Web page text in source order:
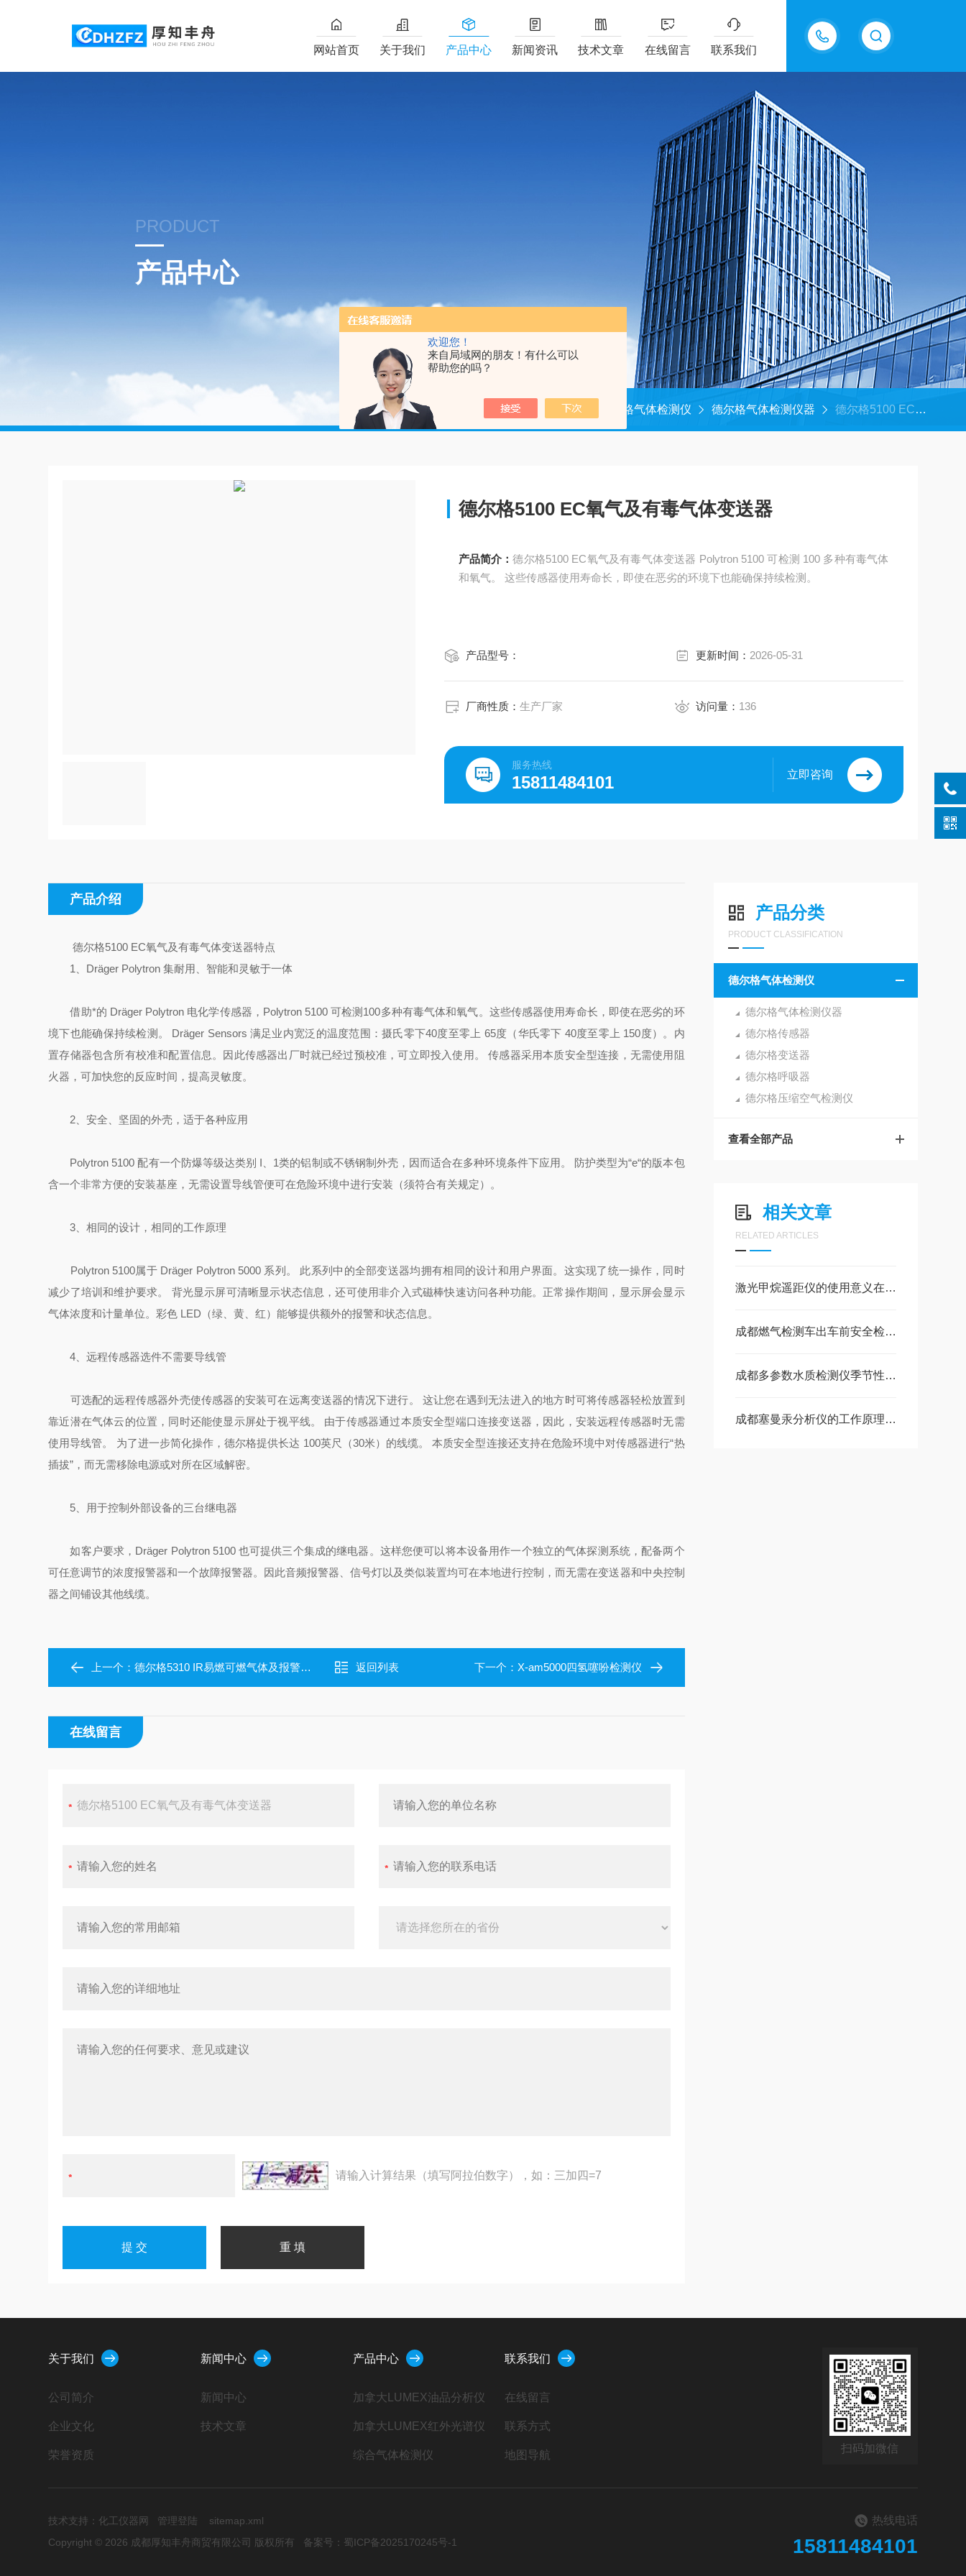
欢迎您！
来自局域网的朋友！有什么可以
帮助您的吗？
15811484101
网站首页 关于我们 产品中心 新闻资讯 技术文章 在线留言 联系我们
PRODUCT
产品中心
首页 产品中心 德尔格气体检测仪 德尔格气体检测仪器 德尔格5100 EC氧气及有毒气体变送器
德尔格5100 EC氧气及有毒气体变送器
产品简介：德尔格5100 EC氧气及有毒气体变送器 Polytron 5100 可检测 100 多种有毒气体
和氧气。 这些传感器使用寿命长，即使在恶劣的环境下也能确保持续检测。
产品型号： 更新时间： 2026-05-31
厂商性质：生产厂家 访问量： 136
服务热线
15811484101 立即咨询
产品分类
PRODUCT CLASSIFICATION
德尔格气体检测仪
德尔格气体检测仪器
德尔格传感器
德尔格变送器
德尔格呼吸器
德尔格压缩空气检测仪
查看全部产品
相关文章
RELATED ARTICLES
激光甲烷遥距仪的使用意义在哪？
成都燃气检测车出车前安全检查：气瓶管线泄漏排查与部件紧固操作要点
成都多参数水质检测仪季节性维护要点：应对温度、湿度变化影响的调整策略
成都塞曼汞分析仪的工作原理详解
产品介绍
德尔格5100 EC氧气及有毒气体变送器特点
1、 Dräger Polytron 集耐用、智能和灵敏于一体
借助*的 Dräger Polytron 电化学传感器，Polytron 5100 可检测100多种有毒气体和氧气。这些传感器使用寿命长，即使在恶劣的环
境下也能确保持续检测。 Dräger Sensors 满足业内宽泛的温度范围：摄氏零下40度至零上 65度（华氏零下 40度至零上 150度）。内
置存储器包含所有校准和配置信息。因此传感器出厂时就已经过预校准，可立即投入使用。 传感器采用本质安全型连接，无需使用阻
火器，可加快您的反应时间，提高灵敏度。
2、安全、坚固的外壳，适于各种应用
Polytron 5100 配有一个防爆等级达类别 I、1类的铝制或不锈钢制外壳，因而适合在多种环境条件下应用。 防护类型为“e“的版本包
含一个非常方便的安装基座，无需设置导线管便可在危险环境中进行安装（须符合有关规定）。
3、相同的设计，相同的工作原理
Polytron 5100属于 Dräger Polytron5000 系列。 此系列中的全部变送器均拥有相同的设计和用户界面。这实现了统一操作，同时
减少了培训和维护要求。 背光显示屏可清晰显示状态信息，还可使用非介入式磁棒快速访问各种功能。正常操作期间，显示屏会显示
气体浓度和计量单位。彩色 LED（绿、黄、红）能够提供额外的报警和状态信息。
4、远程传感器选件不需要导线管
可选配的远程传感器外壳使传感器的安装可在远离变送器的情况下进行。 这让您在遇到无法进入的地方时可将传感器轻松放置到
靠近潜在气体云的位置，同时还能使显示屏处于视平线。 由于传感器通过本质安全型端口连接变送器，因此，安装远程传感器时无需
使用导线管。 为了进一步简化操作，德尔格提供长达 100英尺（30米）的线缆。 本质安全型连接还支持在危险环境中对传感器进行“热
插拔”，而无需移除电源或对所在区域解密。
5、用于控制外部设备的三台继电器
如客户要求， Dräger Polytron 5100 也可提供三个集成的继电器。这样您便可以将本设备用作一个独立的气体探测系统，配备两个
可任意调节的浓度报警器和一个故障报警器。因此音频报警器、信号灯以及类似装置均可在本地进行控制，而无需在变送器和中央控制
器之间铺设其他线缆。
上一个：德尔格5310 IR易燃可燃气体及报警仪变送器 返回列表 下一个： X-am5000四氢噻吩检测仪
在线留言
请输入计算结果（填写阿拉伯数字），如：三加四=7
关于我们
公司简介
企业文化
荣誉资质
新闻中心
新闻中心
技术文章
产品中心
加拿大LUMEX油品分析仪
加拿大LUMEX红外光谱仪
综合气体检测仪
辐射检测仪
联系我们
在线留言
联系方式
地图导航
扫码加微信
技术支持： 化工仪器网 管理登陆
sitemap.xml
Copyright © 2026 成都厚知丰舟商贸有限公司 版权所有 备案号：蜀ICP备2025170245号-1
热线电话
15811484101